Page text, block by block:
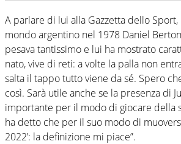
A parlare di lui alla Gazzetta dello
mondo argentino nel 1978 Daniel
pesava tantissimo e lui ha mostrato
nato, vive di reti: a volte la palla non
salta il tappo tutto viene da sé. Spero
così. Sarà utile anche se la presenza di
importante per il modo di giocare della
ha detto che per il suo modo di
2022’: la definizione mi piace”.